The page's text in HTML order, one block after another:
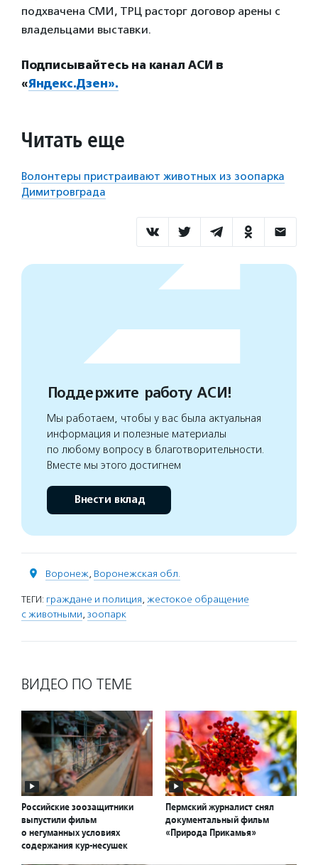
подхвачена СМИ, ТРЦ расторг договор арены с
владельцами выставки.
Подписывайтесь на канал АСИ в
«Яндекс.Дзен».
Читать еще
Волонтеры пристраивают животных из зоопарка
Димитровграда
Поддержите работу АСИ!
Мы работаем, чтобы у вас была актуальная
информация и полезные материалы
по любому вопросу в благотворительности.
Вместе мы этого достигнем
Внести вклад
Воронеж, Воронежская обл.
ТЕГИ: граждане и полиция, жестокое обращение
с животными, зоопарк
ВИДЕО ПО ТЕМЕ
Российские зоозащитники
выпустили фильм
о негуманных условиях
содержания кур-несушек
Пермский журналист снял
документальный фильм
«Природа Прикамья»